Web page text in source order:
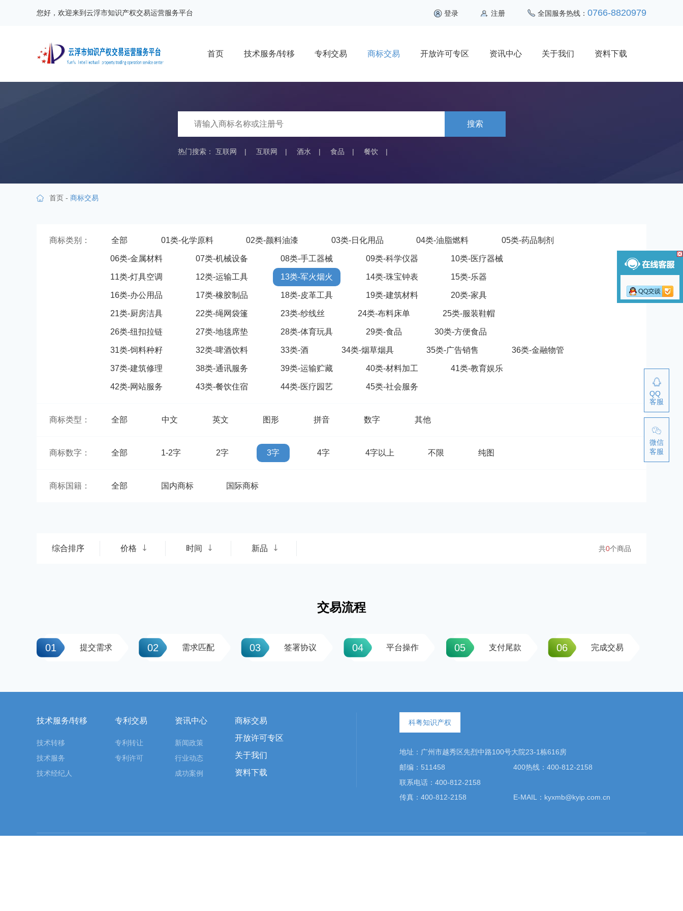
您好，欢迎来到云浮市知识产权交易运营服务平台 登录 注册 全国服务热线： 0766-8820979
首页 技术服务/转移 专利交易 商标交易 开放许可专区 资讯中心 关于我们 资料下载
搜索
热门搜索： 互联网 | 互联网 | 酒水 | 食品 | 餐饮 |
首页 - 商标交易
商标类别： 全部 01类-化学原料 02类-颜料油漆 03类-日化用品 04类-油脂燃料 05类-药品制剂
06类-金属材料 07类-机械设备 08类-手工器械 09类-科学仪器 10类-医疗器械
11类-灯具空调 12类-运输工具 13类-军火烟火 14类-珠宝钟表 15类-乐器
16类-办公用品 17类-橡胶制品 18类-皮革工具 19类-建筑材料 20类-家具
21类-厨房洁具 22类-绳网袋篷 23类-纱线丝 24类-布料床单 25类-服装鞋帽
26类-纽扣拉链 27类-地毯席垫 28类-体育玩具 29类-食品 30类-方便食品
31类-饲料种籽 32类-啤酒饮料 33类-酒 34类-烟草烟具 35类-广告销售 36类-金融物管
37类-建筑修理 38类-通讯服务 39类-运输贮藏 40类-材料加工 41类-教育娱乐
42类-网站服务 43类-餐饮住宿 44类-医疗园艺 45类-社会服务
商标类型： 全部 中文 英文 图形 拼音 数字 其他
商标数字： 全部 1-2字 2字 3字 4字 4字以上 不限 纯图
商标国籍： 全部 国内商标 国际商标
综合排序 价格 时间 新品 共0个商品
交易流程
01 提交需求 02 需求匹配 03 签署协议 04 平台操作 05 支付尾款 06 完成交易
技术服务/转移
技术转移
技术服务
技术经纪人
专利交易
专利转让
专利许可
资讯中心
新闻政策
行业动态
成功案例
商标交易
开放许可专区
关于我们
资料下载
科粤知识产权
地址：广州市越秀区先烈中路100号大院23-1栋616房
邮编：511458
400热线：400-812-2158
联系电话：400-812-2158
传真：400-812-2158
E-MAIL：kyxmb@kyip.com.cn
QQ
客服
微信
客服